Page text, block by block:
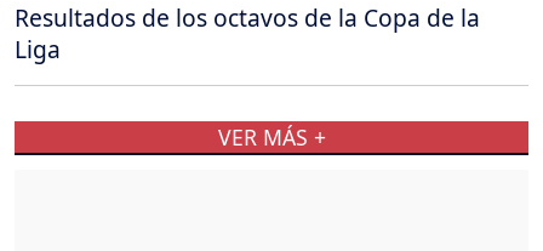
Resultados de los octavos de la Copa de la
Liga
VER MÁS +